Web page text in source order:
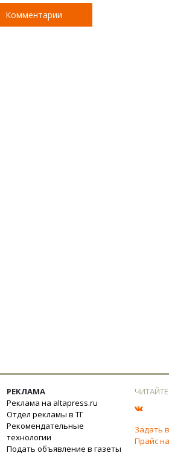
Комментарии
РЕКЛАМА
Реклама на altapress.ru
Отдел рекламы в ТГ
Рекомендательные
технологии
Подать объявление в газеты
Задать
Прайс